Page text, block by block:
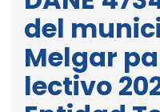
del
Melgar
lectivo